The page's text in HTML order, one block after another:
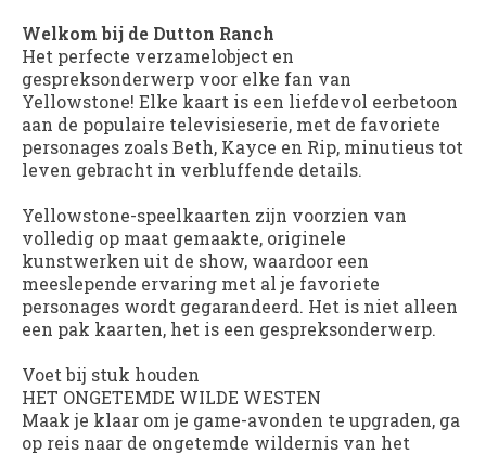
Welkom bij de Dutton Ranch
Het perfecte verzamelobject en
gespreksonderwerp voor elke fan van
Yellowstone! Elke kaart is een liefdevol eerbetoon
aan de populaire televisieserie, met de favoriete
personages zoals Beth, Kayce en Rip, minutieus tot
leven gebracht in verbluffende details.
Yellowstone-speelkaarten zijn voorzien van
volledig op maat gemaakte, originele
kunstwerken uit de show, waardoor een
meeslepende ervaring met al je favoriete
personages wordt gegarandeerd. Het is niet alleen
een pak kaarten, het is een gespreksonderwerp.
Voet bij stuk houden
HET ONGETEMDE WILDE WESTEN
Maak je klaar om je game-avonden te upgraden, ga
op reis naar de ongetemde wildernis van het